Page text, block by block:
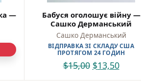
—
Бабуся оголошує війну —
Сашко Дерманський
Сашко Дерманський
ВІДПРАВКА ЗІ СКЛАДУ США
ПРОТЯГОМ 24 ГОДИН
$15,00 $13,50